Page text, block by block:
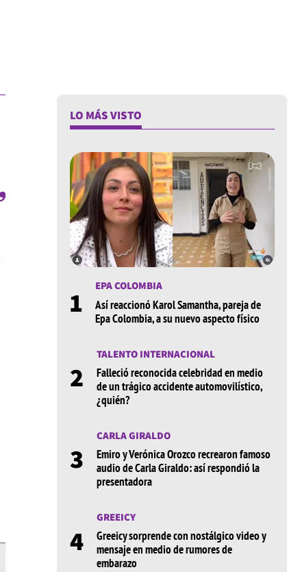
LO MÁS VISTO
1
EPA COLOMBIA
Así reaccionó Karol Samantha, pareja de
Epa Colombia, a su nuevo aspecto físico
2
TALENTO INTERNACIONAL
Falleció reconocida celebridad en medio
de un trágico accidente automovilístico,
¿quién?
3
CARLA GIRALDO
Emiro y Verónica Orozco recrearon famoso
audio de Carla Giraldo: así respondió la
presentadora
4
GREEICY
Greeicy sorprende con nostálgico video y
mensaje en medio de rumores de
embarazo